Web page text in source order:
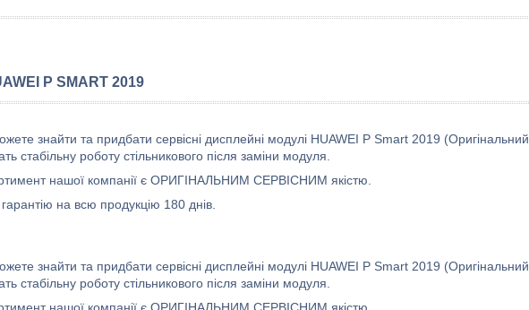
P SMART 2019
знайти та придбати сервісні дисплейні модулі HUAWEI P Smart 2019
стабільну роботу стільникового після заміни модуля.
нашої компанії є ОРИГІНАЛЬНИМ СЕРВІСНИМ якістю.
на всю продукцію 180 днів.
знайти та придбати сервісні дисплейні модулі HUAWEI P Smart 2019
стабільну роботу стільникового після заміни модуля.